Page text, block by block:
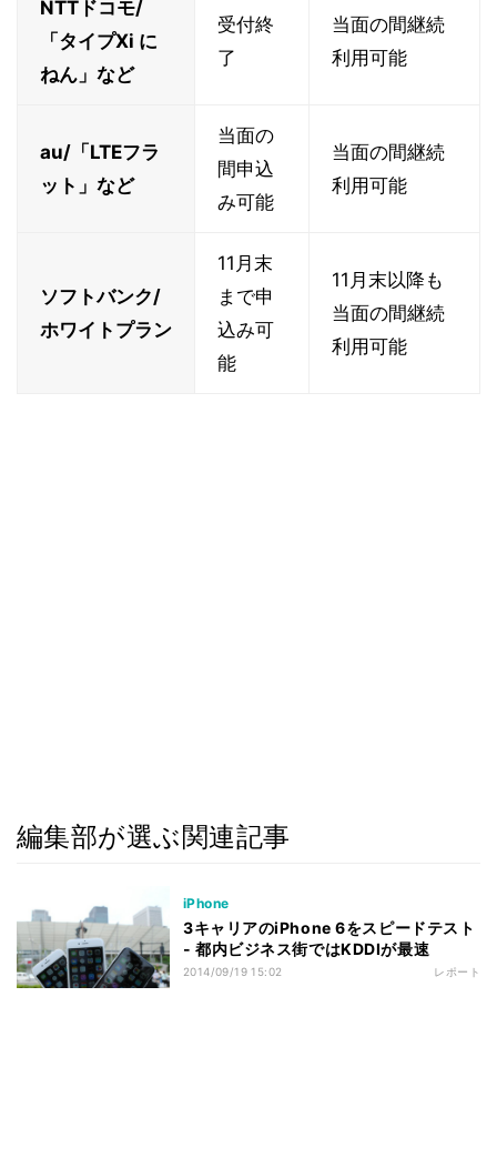
NTTドコモ/
「タイプXi に
ねん」など
受付終
了
当面の間継続
利用可能
au/「LTEフラ
ット」など
当面の
間申込
み可能
当面の間継続
利用可能
ソフトバンク/
ホワイトプラン
11月末
まで申
込み可
能
11月末以降も
当面の間継続
利用可能
編集部が選ぶ関連記事
iPhone
3キャリアのiPhone 6をスピードテスト
- 都内ビジネス街ではKDDIが最速
2014/09/19 15:02 レポート